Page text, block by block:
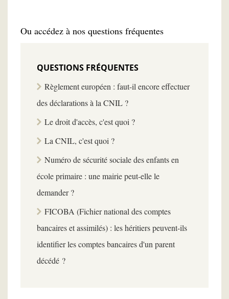
Ou accédez à nos questions fréquentes
QUESTIONS FRÉQUENTES
Règlement européen : faut-il encore effectuer
des déclarations à la CNIL ?
Le droit d'accès, c'est quoi ?
La CNIL, c'est quoi ?
Numéro de sécurité sociale des enfants en
école primaire : une mairie peut-elle le
demander ?
FICOBA (Fichier national des comptes
bancaires et assimilés) : les héritiers peuvent-ils
identifier les comptes bancaires d'un parent
décédé ?